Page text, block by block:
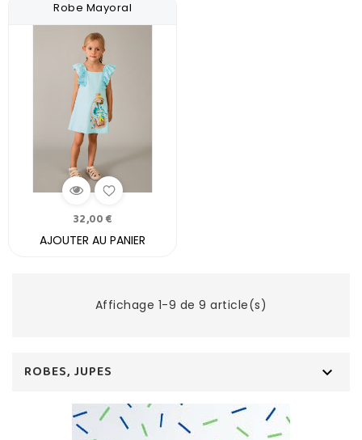
Robe Mayoral
32,00 €
AJOUTER AU PANIER
Affichage 1-9 de 9 article(s)
ROBES, JUPES 